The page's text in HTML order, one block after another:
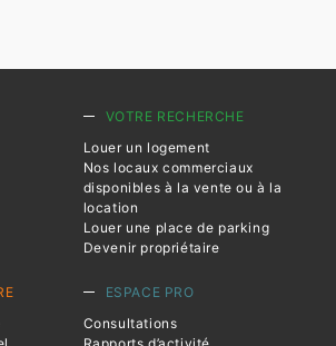
VOTRE RECHERCHE
Louer un logement
Nos locaux commerciaux
disponibles à la vente ou à la
location
Louer une place de parking
Devenir propriétaire
ESPACE PRO
Consultations